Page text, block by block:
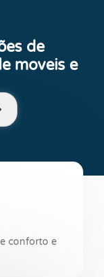
de
moveis e
conforto e